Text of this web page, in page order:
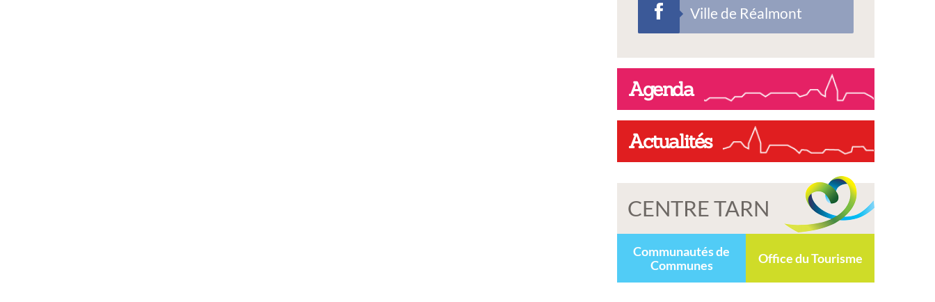
Ville de Réalmont
Agenda
Actualités
CENTRE TARN
Communautés de
Communes
Office du Tourisme